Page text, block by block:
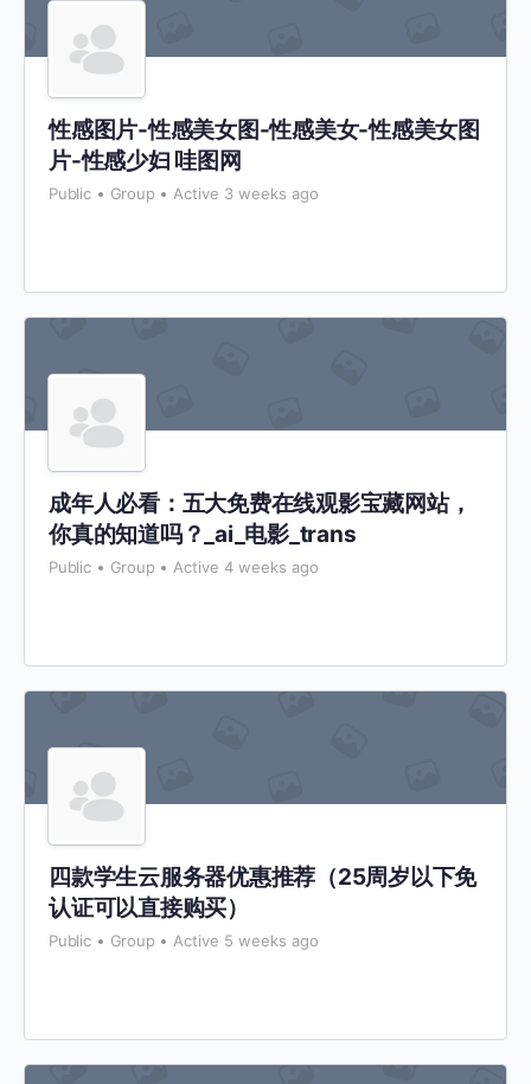
性感图片-性感美女图-性感美女-性感美女图
片-性感少妇 哇图网
Public Group Active 3 weeks ago
成年人必看：五大免费在线观影宝藏网站，
你真的知道吗？_ai_电影_trans
Public Group Active 4 weeks ago
四款学生云服务器优惠推荐（25周岁以下免
认证可以直接购买）
Public Group Active 5 weeks ago